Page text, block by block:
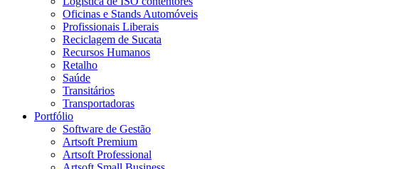
Oficinas e Stands Automóveis
Profissionais Liberais
Reciclagem de Sucata
Recursos Humanos
Retalho
Saúde
Transitários
Transportadoras
Portfólio
Software de Gestão
Artsoft Premium
Artsoft Professional